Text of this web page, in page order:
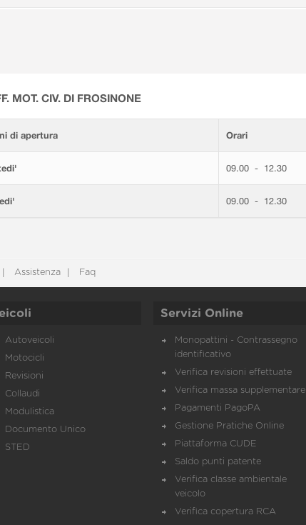
MOT. CIV. DI FROSINONE
di apertura Orari
09.00 - 12.30
09.00 - 12.30
Assistenza Faq
Autoveicoli
Motocicli
Revisioni
Collaudi
Modulistica
Documento Unico
STED
Servizi Online
Monopattini - Contrassegno
identificativo
Verifica revisioni effettuate
Verifica massa supplementare
Pagamenti PagoPA
Gestione Pratiche Online
Piattaforma CUDE
Saldo punti patente
Verifica classe ambientale
veicolo
Verifica copertura RCA